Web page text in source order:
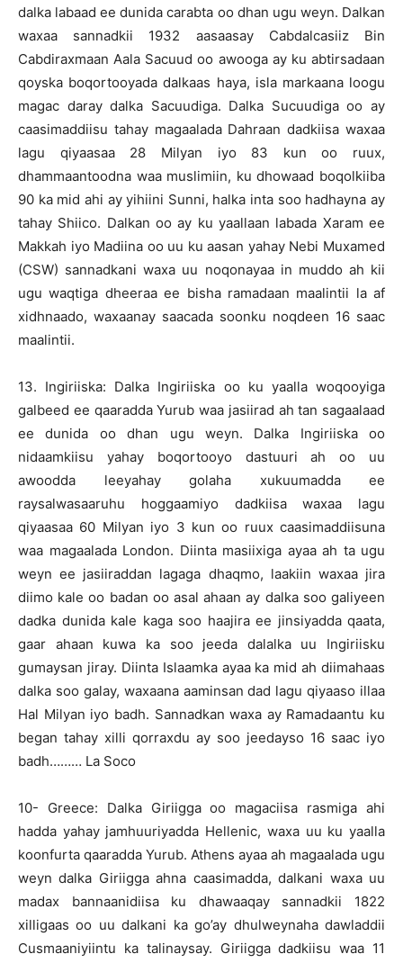
dalka labaad ee dunida carabta oo dhan ugu weyn. Dalkan
waxaa sannadkii 1932 aasaasay Cabdalcasiiz Bin
Cabdiraxmaan Aala Sacuud oo awooga ay ku abtirsadaan
qoyska boqortooyada dalkaas haya, isla markaana loogu
magac daray dalka Sacuudiga. Dalka Sucuudiga oo ay
caasimaddiisu tahay magaalada Dahraan dadkiisa waxaa
lagu qiyaasaa 28 Milyan iyo 83 kun oo ruux,
dhammaantoodna waa muslimiin, ku dhowaad boqolkiiba
90 ka mid ahi ay yihiini Sunni, halka inta soo hadhayna ay
tahay Shiico. Dalkan oo ay ku yaallaan labada Xaram ee
Makkah iyo Madiina oo uu ku aasan yahay Nebi Muxamed
(CSW) sannadkani waxa uu noqonayaa in muddo ah kii
ugu waqtiga dheeraa ee bisha ramadaan maalintii la af
xidhnaado, waxaanay saacada soonku noqdeen 16 saac
maalintii.
13. Ingiriiska: Dalka Ingiriiska oo ku yaalla woqooyiga
galbeed ee qaaradda Yurub waa jasiirad ah tan sagaalaad
ee dunida oo dhan ugu weyn. Dalka Ingiriiska oo
nidaamkiisu yahay boqortooyo dastuuri ah oo uu
awoodda leeyahay golaha xukuumadda ee
raysalwasaaruhu hoggaamiyo dadkiisa waxaa lagu
qiyaasaa 60 Milyan iyo 3 kun oo ruux caasimaddiisuna
waa magaalada London. Diinta masiixiga ayaa ah ta ugu
weyn ee jasiiraddan lagaga dhaqmo, laakiin waxaa jira
diimo kale oo badan oo asal ahaan ay dalka soo galiyeen
dadka dunida kale kaga soo haajira ee jinsiyadda qaata,
gaar ahaan kuwa ka soo jeeda dalalka uu Ingiriisku
gumaysan jiray. Diinta Islaamka ayaa ka mid ah diimahaas
dalka soo galay, waxaana aaminsan dad lagu qiyaaso illaa
Hal Milyan iyo badh. Sannadkan waxa ay Ramadaantu ku
began tahay xilli qorraxdu ay soo jeedayso 16 saac iyo
badh……… La Soco
10- Greece: Dalka Giriigga oo magaciisa rasmiga ahi
hadda yahay jamhuuriyadda Hellenic, waxa uu ku yaalla
koonfurta qaaradda Yurub. Athens ayaa ah magaalada ugu
weyn dalka Giriigga ahna caasimadda, dalkani waxa uu
madax bannaanidiisa ku dhawaaqay sannadkii 1822
xilligaas oo uu dalkani ka go’ay dhulweynaha dawladdii
Cusmaaniyiintu ka talinaysay. Giriigga dadkiisu waa 11